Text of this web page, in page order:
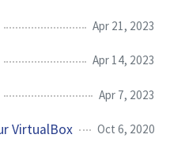
Apr 21, 2023
Apr 14, 2023
Apr 7, 2023
VirtualBox Oct 6, 2020